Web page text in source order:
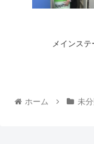
メインス
ホーム 未